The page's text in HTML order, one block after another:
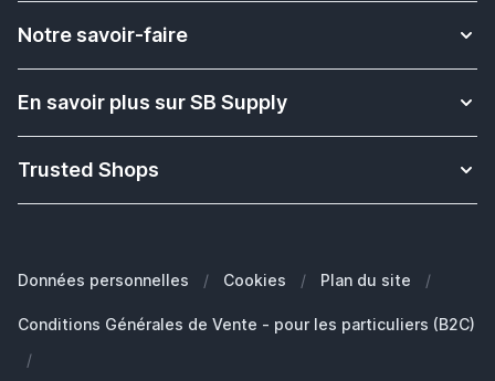
Contact
Retour & Échange
Paiement
Garantie
Clients Professionals (B2B)
Notre savoir-faire
Plus d'informations sur les bracelets Apple Watch
Quel est le modèle de mon iPad Apple?
En savoir plus sur SB Supply
Qui sommes nous ?
Travailler chez SB Supply
Mon compte
Trusted Shops
Données personnelles / Cookies / Plan du site /
Conditions Générales de Vente - pour les particuliers (B2C)
/